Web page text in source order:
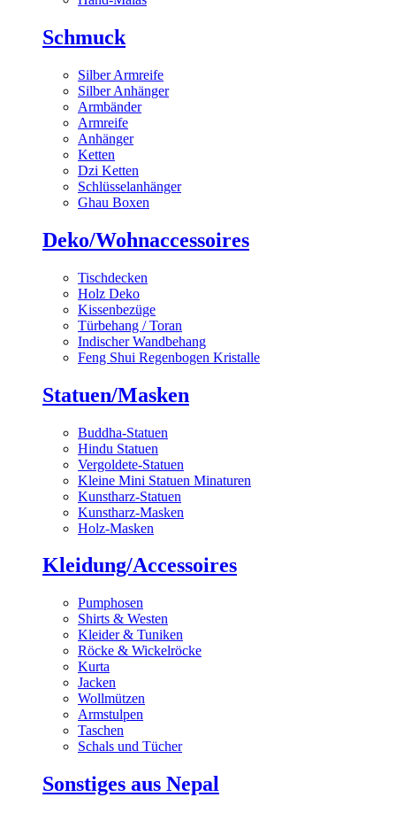
Schmuck
Silber Armreife
Silber Anhänger
Armbänder
Armreife
Anhänger
Ketten
Dzi Ketten
Schlüsselanhänger
Ghau Boxen
Deko/Wohnaccessoires
Tischdecken
Holz Deko
Kissenbezüge
Türbehang / Toran
Indischer Wandbehang
Feng Shui Regenbogen Kristalle
Statuen/Masken
Buddha-Statuen
Hindu Statuen
Vergoldete-Statuen
Kleine Mini Statuen Minaturen
Kunstharz-Statuen
Kunstharz-Masken
Holz-Masken
Kleidung/Accessoires
Pumphosen
Shirts & Westen
Kleider & Tuniken
Röcke & Wickelröcke
Kurta
Jacken
Wollmützen
Armstulpen
Taschen
Schals und Tücher
Sonstiges aus Nepal